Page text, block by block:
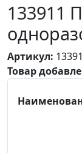
133911
Артикул:
Товар